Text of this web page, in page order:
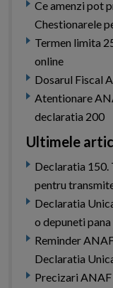
Ce amenzi pot
Chestionarele
Termen limita
online
Dosarul Fiscal
Atentionare
declaratia 200
Ultimele
Declaratia 150.
pentru
Declaratia
o depuneti
Reminder
Declaratia
Precizari